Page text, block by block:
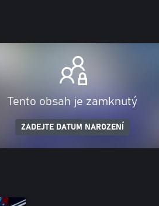
Tento obsah je zamknutý
ZADEJTE DATUM NAROZENÍ